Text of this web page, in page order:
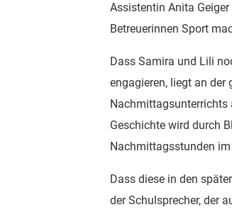
Assistentin Anita
Betreuerinnen Sport
Dass Samira und Lili
engagieren, liegt an der
Nachmittagsunterrichts
Geschichte wird durch
Nachmittagsstunden
Dass diese in den
der Schulsprecher, der